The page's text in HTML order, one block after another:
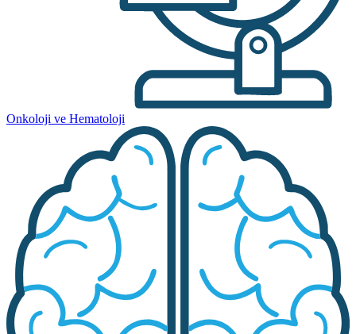
Onkoloji ve Hematoloji